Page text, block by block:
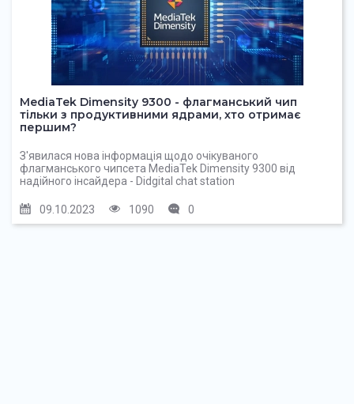
MediaTek Dimensity 9300 - флагманський чип
тільки з продуктивними ядрами, хто отримає
першим?
З'явилася нова інформація щодо очікуваного
флагманського чипсета MediaTek Dimensity 9300 від
надійного інсайдера - Didgital chat station
09.10.2023 1090 0